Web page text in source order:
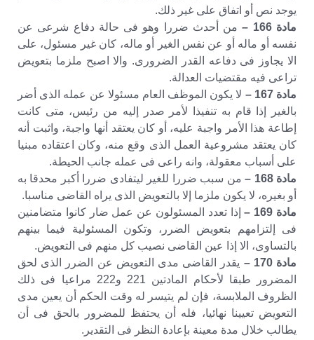
يوجد نص أو اتفاق على غير ذلك.
مادة 166 –
من أحدث ضررا وهو فى حالة دفاع شرعى عن
نفسه أو ماله أو عن نفس الغير أو ماله، كان غير مسئول، على
الا يجاوز فى دفاعه القدر الضرورى. والا اصبح ملزما بتعويض
تراعى فيه مقتضيات العدالة.
مادة 167 –
لا يكون الموظف العام مسئولا عن عمله الذى أضر
بالغير إذا قام به تنفيذا لأمر صدر إليه من رئيس، متى كانت
إطاعة هذا الأمر واجبة عليه، أو كان يعتقد أنها واجبة، واثبت أنه
كان يعتقد مشروعية العمل الذى وقع منه، وكان اعتقاده مبنيا
على أسباب معقولة، وانه راعى فى عمله جانب الحيطة.
مادة 168 –
من سبب ضررا للغير ليتفادى ضررا أكبر محدقا به
أو بغيره، لا يكون ملزما إلا بالتعويض الذى يراه القاضى مناسبا.
مادة 169 –
إذا تعدد المسئولون عن عمل ضار كانوا متضامنين
فى إلتزامهم بتعويض الضرر، وتكون المسئولية فيما بينهم
بالتساوى، الا إذا عين القاضى نصيب كل منهم فى التعويض.
مادة 170 –
يقدر القاضى مدى التعويض عن الضرر الذى لحق
المضرور طبقا لأحكام المادتين 221 و222 مراعيا فى ذلك
الظروف الملابسة، فإن لم يتيسر له وقت الحكم أن يعين مدى
التعويض تعيينا نهائيا، فله أن يحتفظ للمضرور بالحق فى أن
يطالب خلال مدة معينة بإعادة النظر فى التقدير.